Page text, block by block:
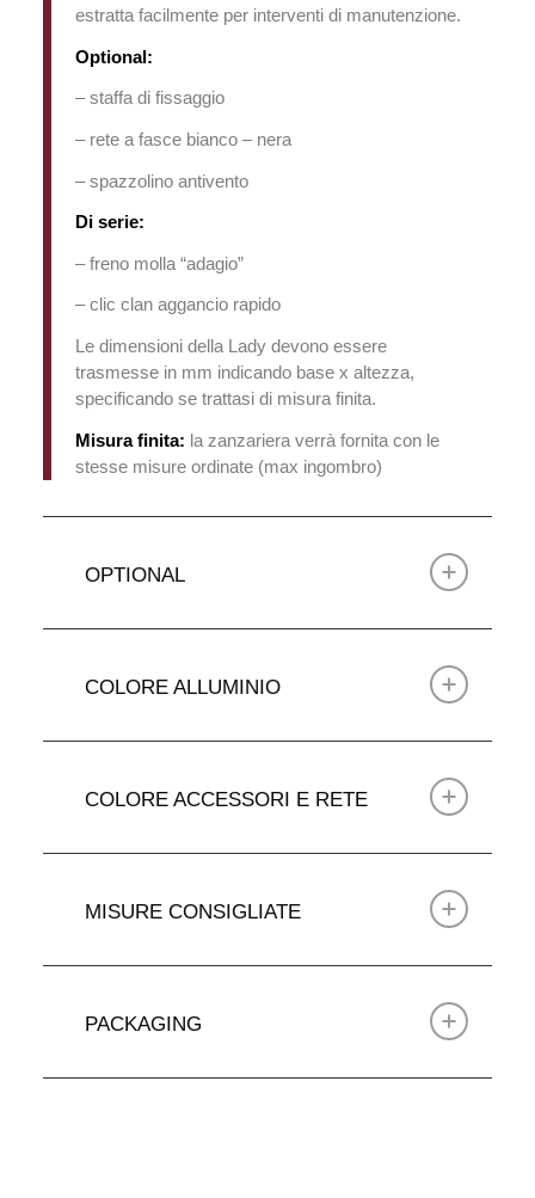
estratta facilmente per interventi di manutenzione.
Optional:
– staffa di fissaggio
– rete a fasce bianco – nera
– spazzolino antivento
Di serie:
– freno molla “adagio”
– clic clan aggancio rapido
Le dimensioni della Lady devono essere
trasmesse in mm indicando base x altezza,
specificando se trattasi di misura finita.
Misura finita: la zanzariera verrà fornita con le
stesse misure ordinate (max ingombro)
OPTIONAL
COLORE ALLUMINIO
COLORE ACCESSORI E RETE
MISURE CONSIGLIATE
PACKAGING